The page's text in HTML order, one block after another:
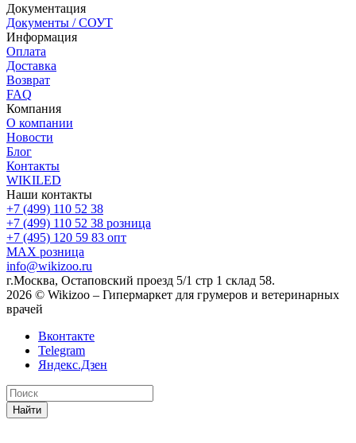
Документация
Документы / СОУТ
Информация
Оплата
Доставка
Возврат
FAQ
Компания
О компании
Новости
Блог
Контакты
WIKILED
Наши контакты
+7 (499) 110 52 38
+7 (499) 110 52 38 розница
+7 (495) 120 59 83 опт
MAX розница
info@wikizoo.ru
г.Москва, Остаповский проезд 5/1 стр 1 склад 58.
2026 © Wikizoo – Гипермаркет для грумеров и ветеринарных
врачей
Вконтакте
Telegram
Яндекс.Дзен
Найти